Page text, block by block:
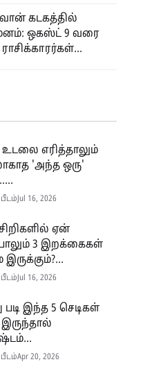
கடகத்தில்
ஒகஸ்ட் 9 வரை
எரித்தாலும்
'அந்த ஒரு'
பீடம் Jul 16, 2026
ஏன்
3 இறக்கைகள்
இருக்கும்?...
பீடம் Jul 16, 2026
இந்த 5 செடிகள்
இருந்தால்
பீடம்Apr 20, 2026